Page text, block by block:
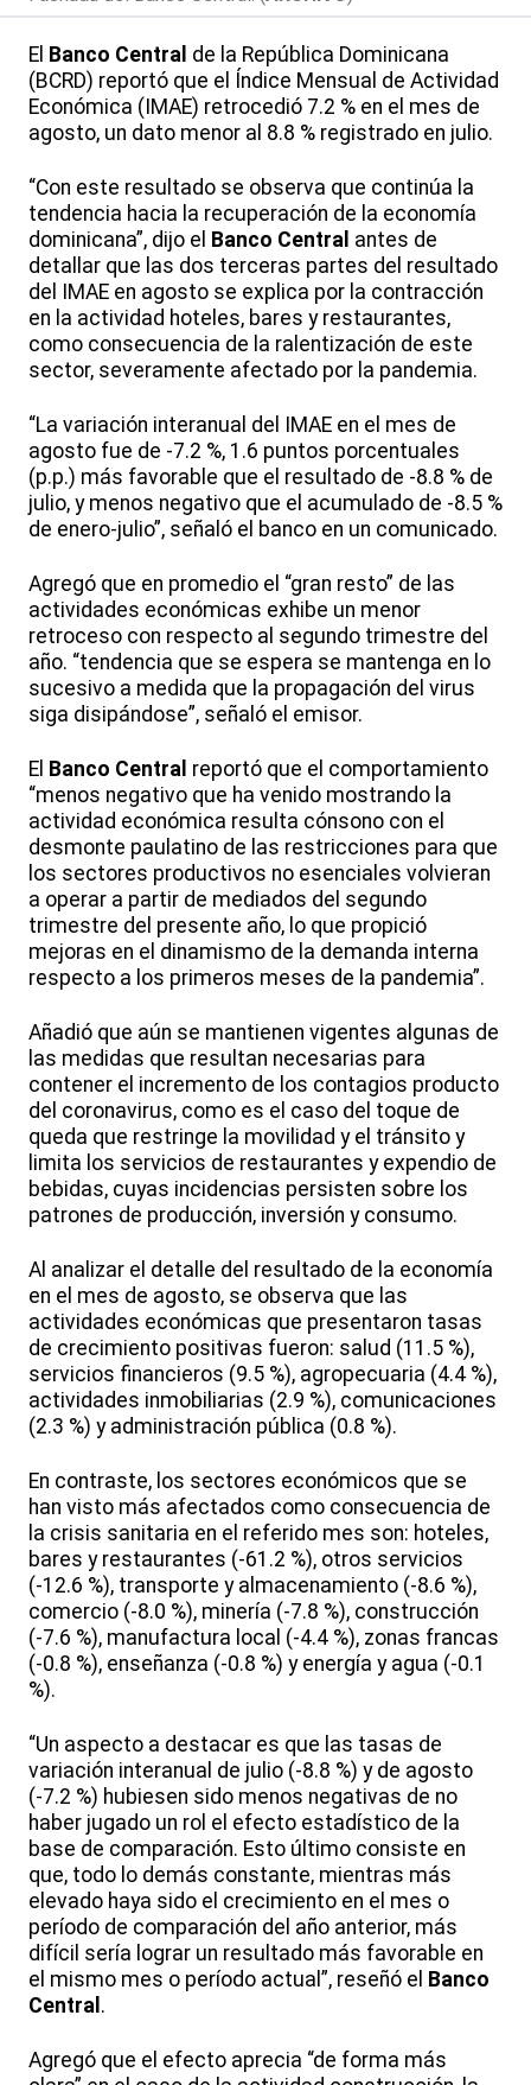
El Banco Central de la República Dominicana
(BCRD) reportó que el Índice Mensual de Actividad
Económica (IMAE) retrocedió 7.2 % en el mes de
agosto, un dato menor al 8.8 % registrado en julio.
“Con este resultado se observa que continúa la
tendencia hacia la recuperación de la economía
dominicana”, dijo el Banco Central antes de
detallar que las dos terceras partes del resultado
del IMAE en agosto se explica por la contracción
en la actividad hoteles, bares y restaurantes,
como consecuencia de la ralentización de este
sector, severamente afectado por la pandemia.
“La variación interanual del IMAE en el mes de
agosto fue de -7.2 %, 1.6 puntos porcentuales
(p.p.) más favorable que el resultado de -8.8 % de
julio, y menos negativo que el acumulado de -8.5 %
de enero-julio”, señaló el banco en un comunicado.
Agregó que en promedio el “gran resto” de las
actividades económicas exhibe un menor
retroceso con respecto al segundo trimestre del
año. “tendencia que se espera se mantenga en lo
sucesivo a medida que la propagación del virus
siga disipándose”, señaló el emisor.
El Banco Central reportó que el comportamiento
“menos negativo que ha venido mostrando la
actividad económica resulta cónsono con el
desmonte paulatino de las restricciones para que
los sectores productivos no esenciales volvieran
a operar a partir de mediados del segundo
trimestre del presente año, lo que propició
mejoras en el dinamismo de la demanda interna
respecto a los primeros meses de la pandemia”.
Añadió que aún se mantienen vigentes algunas de
las medidas que resultan necesarias para
contener el incremento de los contagios producto
del coronavirus, como es el caso del toque de
queda que restringe la movilidad y el tránsito y
limita los servicios de restaurantes y expendio de
bebidas, cuyas incidencias persisten sobre los
patrones de producción, inversión y consumo.
Al analizar el detalle del resultado de la economía
en el mes de agosto, se observa que las
actividades económicas que presentaron tasas
de crecimiento positivas fueron: salud (11.5 %),
servicios financieros (9.5 %), agropecuaria (4.4 %),
actividades inmobiliarias (2.9 %), comunicaciones
(2.3 %) y administración pública (0.8 %).
En contraste, los sectores económicos que se
han visto más afectados como consecuencia de
la crisis sanitaria en el referido mes son: hoteles,
bares y restaurantes (-61.2 %), otros servicios
(-12.6 %), transporte y almacenamiento (-8.6 %),
comercio (-8.0 %), minería (-7.8 %), construcción
(-7.6 %), manufactura local (-4.4 %), zonas francas
(-0.8 %), enseñanza (-0.8 %) y energía y agua (-0.1
%).
“Un aspecto a destacar es que las tasas de
variación interanual de julio (-8.8 %) y de agosto
(-7.2 %) hubiesen sido menos negativas de no
haber jugado un rol el efecto estadístico de la
base de comparación. Esto último consiste en
que, todo lo demás constante, mientras más
elevado haya sido el crecimiento en el mes o
período de comparación del año anterior, más
difícil sería lograr un resultado más favorable en
el mismo mes o período actual”, reseñó el Banco
Central .
Agregó que el efecto aprecia “de forma más